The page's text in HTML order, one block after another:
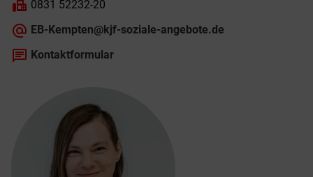
fax 0831 52232-20
alternate_email EB-Kempten@kjf-soziale-angebote.de
chat Kontaktformular